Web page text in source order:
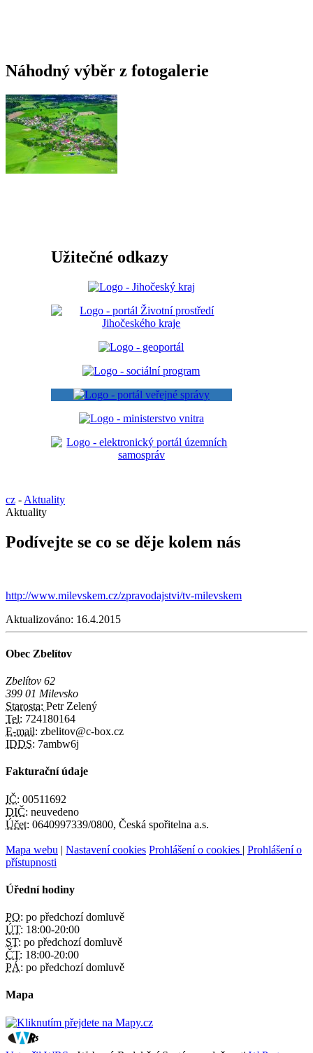
Náhodný výběr z fotogalerie
Užitečné odkazy
cz - Aktuality
Aktuality
Podívejte se co se děje kolem nás
http://www.milevskem.cz/zpravodajstvi/tv-milevskem
Aktualizováno: 16.4.2015
Obec Zbelítov
Zbelítov 62
399 01 Milevsko
Starosta: Petr Zelený
Tel: 724180164
E-mail: zbelitov@c-box.cz
IDDS: 7ambw6j
Fakturační údaje
IČ: 00511692
DIČ: neuvedeno
Účet: 0640997339/0800, Česká spořitelna a.s.
Mapa webu | Nastavení cookies Prohlášení o cookies | Prohlášení o
přístupnosti
Úřední hodiny
PO: po předchozí domluvě
ÚT: 18:00-20:00
ST: po předchozí domluvě
ČT: 18:00-20:00
PÁ: po předchozí domluvě
Mapa